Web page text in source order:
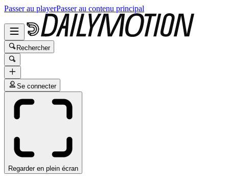
Passer au playerPasser au contenu principal
Rechercher
Se connecter
Regarder en plein écran